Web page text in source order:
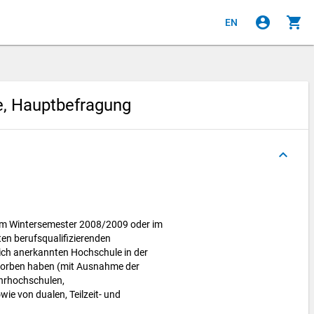
EN account_circle shopping_cart
Hauptbefragung
keyboard_arrow_up
Wintersemester 2008/2009 oder im
berufsqualifizierenden
anerkannten Hochschule in der
haben (mit Ausnahme der
von dualen, Teilzeit- und